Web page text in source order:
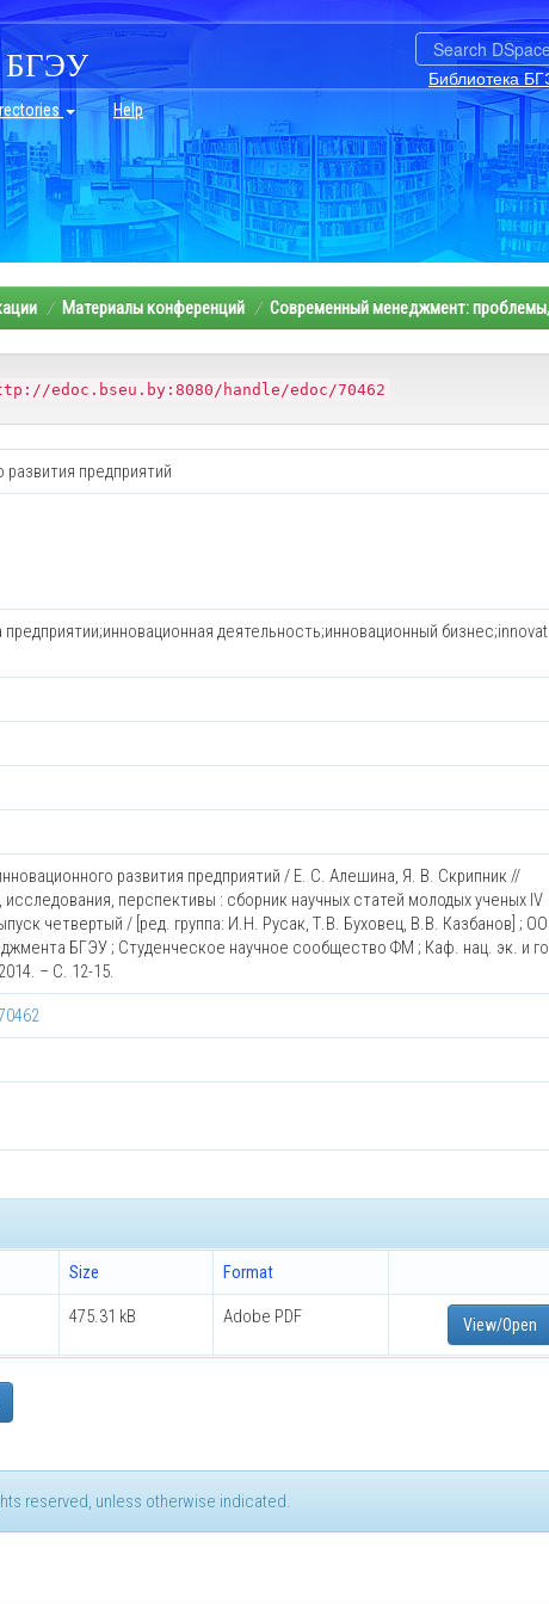
Библиотека
Help
Материалы конференций Современный менеджмент:
edoc.bseu.by:8080/handle/edoc/70462
предприятий
деятельность;инновационный
развития предприятий / Е. С. Алешина, Я. В. Скрипник //
перспективы : сборник научных статей молодых ученых IV
четвертый / [ред. группа: И.Н. Русак, Т.В. Буховец, В.В. Казбанов] ;
БГЭУ ; Студенческое научное сообщество ФМ ; Каф. нац. эк. и
– С. 12-15.
Size Format
475.31 kB Adobe PDF View/Open
reserved, unless otherwise indicated.